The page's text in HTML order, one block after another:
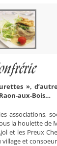
»,
aux-Bois…
associations,
la houlette de
et les Preux
et